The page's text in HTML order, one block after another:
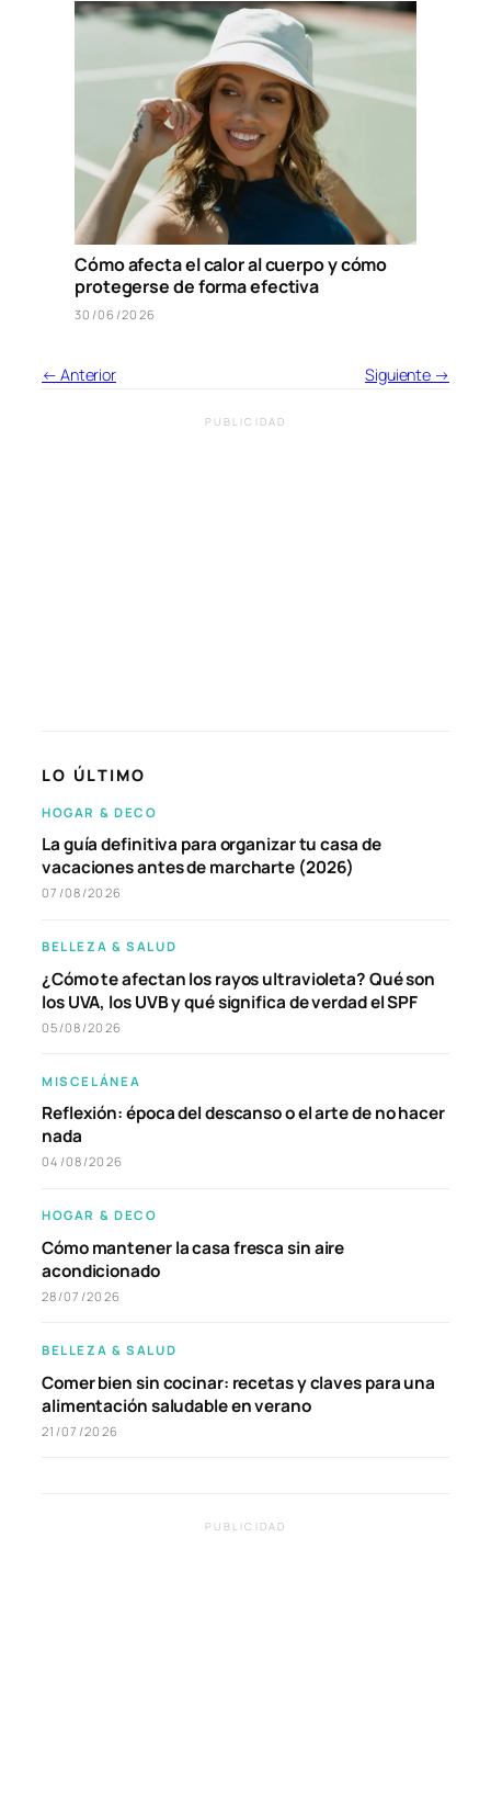
Cómo afecta el calor al cuerpo y cómo
protegerse de forma efectiva
30/06/2026
← Anterior Siguiente →
PUBLICIDAD
LO ÚLTIMO
HOGAR & DECO
La guía definitiva para organizar tu casa de
vacaciones antes de marcharte (2026)
07/08/2026
BELLEZA & SALUD
¿Cómo te afectan los rayos ultravioleta? Qué son
los UVA, los UVB y qué significa de verdad el SPF
05/08/2026
MISCELÁNEA
Reflexión: época del descanso o el arte de no hacer
nada
04/08/2026
HOGAR & DECO
Cómo mantener la casa fresca sin aire
acondicionado
28/07/2026
BELLEZA & SALUD
Comer bien sin cocinar: recetas y claves para una
alimentación saludable en verano
21/07/2026
PUBLICIDAD